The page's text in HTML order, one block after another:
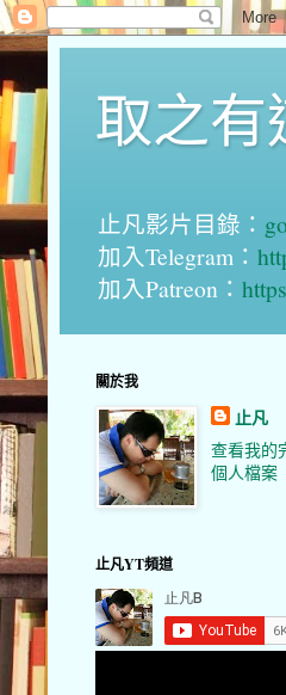
取之有
止凡影片目錄：
加入Telegram：
加入Patreon：
關於我
止凡
查看我的
個人檔案
止凡YT頻道